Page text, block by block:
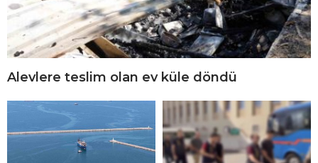
Alevlere teslim olan ev küle döndü